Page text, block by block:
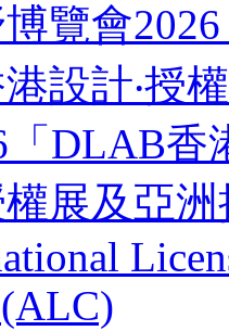
覽會
設計‧授
「DLAB香
展及亞